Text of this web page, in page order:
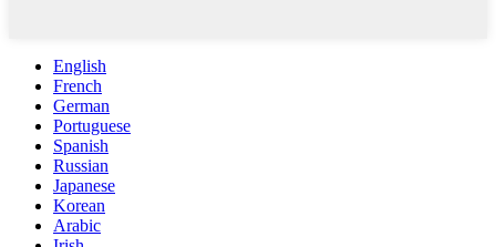
English
French
German
Portuguese
Spanish
Russian
Japanese
Korean
Arabic